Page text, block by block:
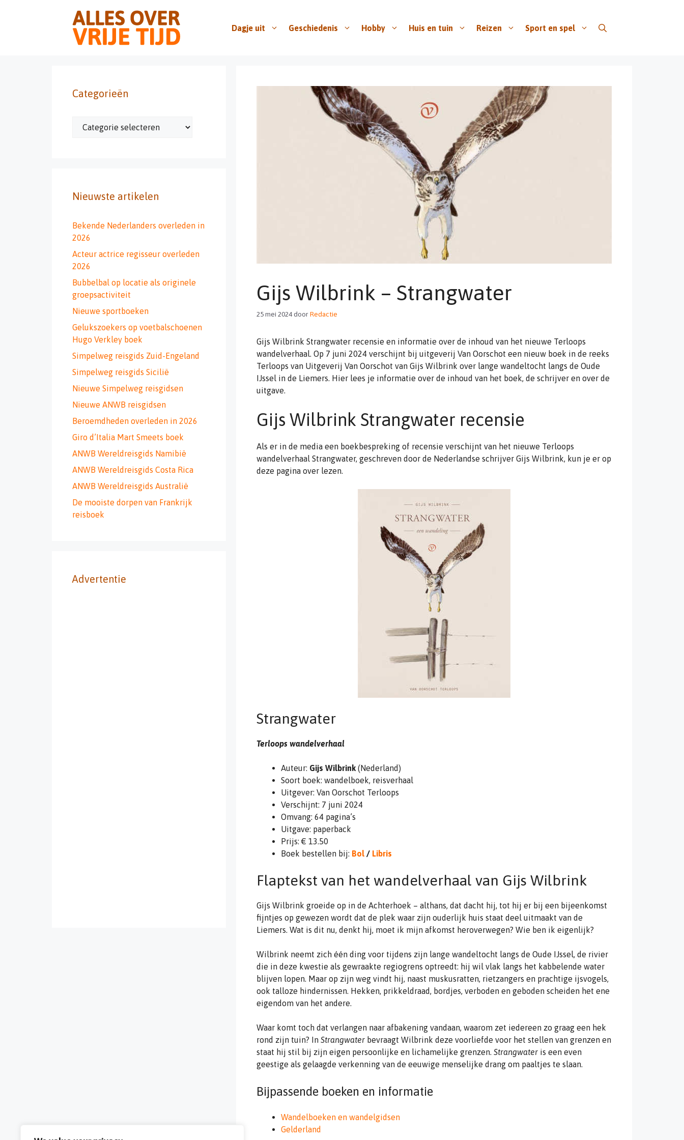
Dagje uit Geschiedenis Hobby Huis en tuin Reizen Sport en spel
Gijs Wilbrink – Strangwater
25 mei 2024doorRedactie
Gijs Wilbrink Strangwater recensie en informatie over de inhoud van het nieuwe Terloops
wandelverhaal. Op 7 juni 2024 verschijnt bij uitgeverij Van Oorschot een nieuw boek in de reeks
Terloops van Uitgeverij Van Oorschot van Gijs Wilbrink over lange wandeltocht langs de Oude
IJssel in de Liemers. Hier lees je informatie over de inhoud van het boek, de schrijver en over de
uitgave.
Gijs Wilbrink Strangwater recensie
Als er in de media een boekbespreking of recensie verschijnt van het nieuwe Terloops
wandelverhaal Strangwater, geschreven door de Nederlandse schrijver Gijs Wilbrink, kun je er op
deze pagina over lezen.
Strangwater
Terloops wandelverhaal
Auteur: Gijs Wilbrink (Nederland)
Soort boek: wandelboek, reisverhaal
Uitgever: Van Oorschot Terloops
Verschijnt: 7 juni 2024
Omvang: 64 pagina’s
Uitgave: paperback
Prijs: € 13.50
Boek bestellen bij: Bol / Libris
Flaptekst van het wandelverhaal van Gijs Wilbrink
Gijs Wilbrink groeide op in de Achterhoek – althans, dat dacht hij, tot hij er bij een bijeenkomst
fijntjes op gewezen wordt dat de plek waar zijn ouderlijk huis staat deel uitmaakt van de
Liemers. Wat is dit nu, denkt hij, moet ik mijn afkomst heroverwegen? Wie ben ik eigenlijk?
Wilbrink neemt zich één ding voor tijdens zijn lange wandeltocht langs de Oude IJssel, de rivier
die in deze kwestie als gewraakte regiogrens optreedt: hij wil vlak langs het kabbelende water
blijven lopen. Maar op zijn weg vindt hij, naast muskusratten, rietzangers en prachtige ijsvogels,
ook talloze hindernissen. Hekken, prikkeldraad, bordjes, verboden en geboden scheiden het ene
eigendom van het andere.
Waar komt toch dat verlangen naar afbakening vandaan, waarom zet iedereen zo graag een hek
rond zijn tuin? In Strangwater bevraagt Wilbrink deze voorliefde voor het stellen van grenzen en
staat hij stil bij zijn eigen persoonlijke en lichamelijke grenzen. Strangwater is een even
geestige als gelaagde verkenning van de eeuwige menselijke drang om paaltjes te slaan.
Bijpassende boeken en informatie
Wandelboeken en wandelgidsen
Gelderland
Categorieën
Categorieën
Nieuwste artikelen
Bekende Nederlanders overleden in
2026
Acteur actrice regisseur overleden
2026
Bubbelbal op locatie als originele
groepsactiviteit
Nieuwe sportboeken
Gelukszoekers op voetbalschoenen
Hugo Verkley boek
Simpelweg reisgids Zuid-Engeland
Simpelweg reisgids Sicilië
Nieuwe Simpelweg reisgidsen
Nieuwe ANWB reisgidsen
Beroemdheden overleden in 2026
Giro d’Italia Mart Smeets boek
ANWB Wereldreisgids Namibië
ANWB Wereldreisgids Costa Rica
ANWB Wereldreisgids Australië
De mooiste dorpen van Frankrijk
reisboek
Advertentie